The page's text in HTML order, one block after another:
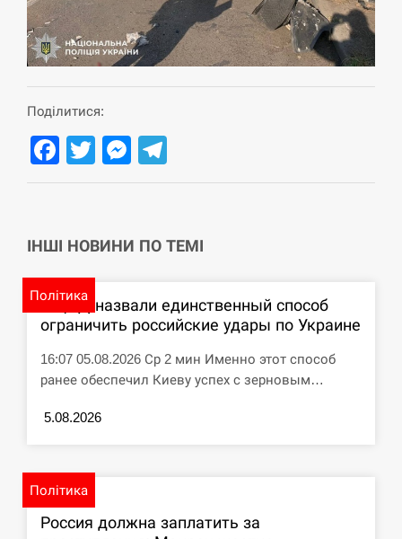
12:23
Силы обороны поразили российскую
переправу, склады и другие важные объекты…
СЕРПЕНЬ
12:10
циклоспорозу, захворіли понад 10 тисяч…
СЕРПЕНЬ
11:53
почта”: что известно об…
СЕРПЕНЬ
У зоопарку Токіо через спеку загинули три
СЕРПЕНЬ
Поділитися:
Facebook
TwitterMessenger
ІНШІ НОВИНИ ПО ТЕМІ
Політика
В ЦПД назвали единственный способ
ограничить российские удары по Украине
16:07 05.08.2026 Ср 2 мин Именно этот способ
ранее обеспечил Киеву успех с зерновым…
5.08.2026
Політика
Россия должна заплатить за